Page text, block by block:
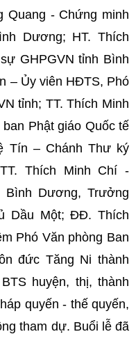
Quang - Chứng minh
Dương; HT. Thích
GHPGVN tỉnh Bình
– Ủy viên HĐTS, Phó
tỉnh; TT. Thích Minh
Phật giáo Quốc tế
Tín – Chánh Thư ký
Thích Minh Chí -
Dương, Trưởng
Dầu Một; ĐĐ. Thích
Phó Văn phòng Ban
đức Tăng Ni thành
huyện, thị, thành
quyến - thế quyến,
tham dự. Buổi lễ đã